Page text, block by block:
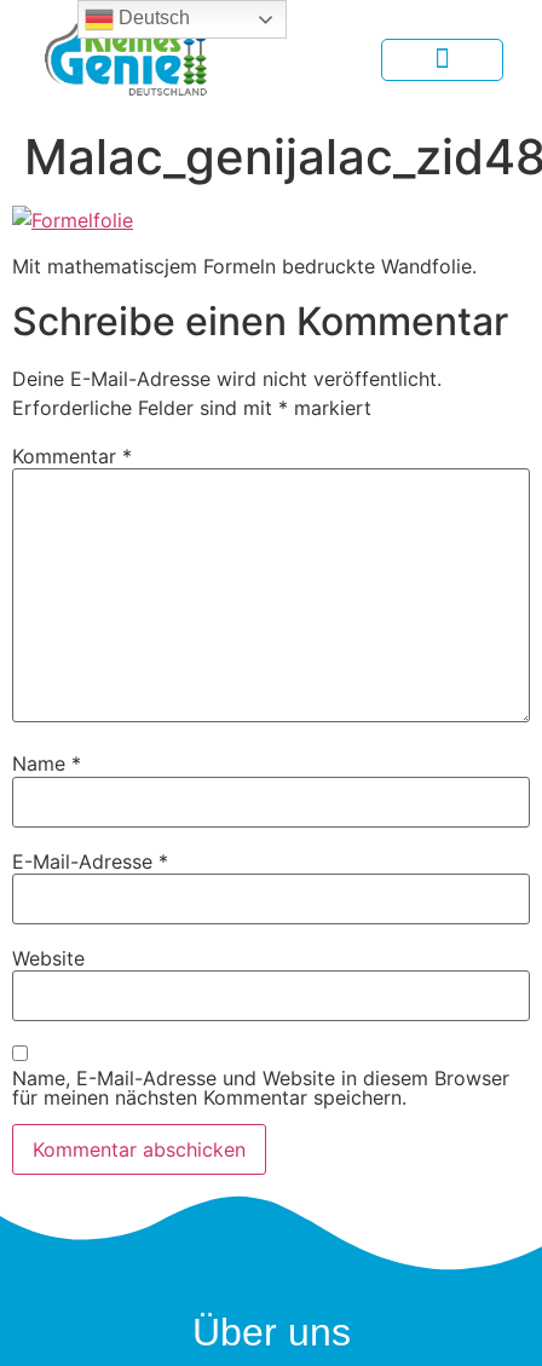
Mit mathematiscjem Formeln bedruckte Wandfolie.
Schreibe einen Kommentar
Deine E-Mail-Adresse wird nicht veröffentlicht.
Erforderliche Felder sind mit * markiert
Kommentar *
Name *
E-Mail-Adresse *
Website
Name, E-Mail-Adresse und Website in diesem Browser
für meinen nächsten Kommentar speichern.
Über uns
Deutsch